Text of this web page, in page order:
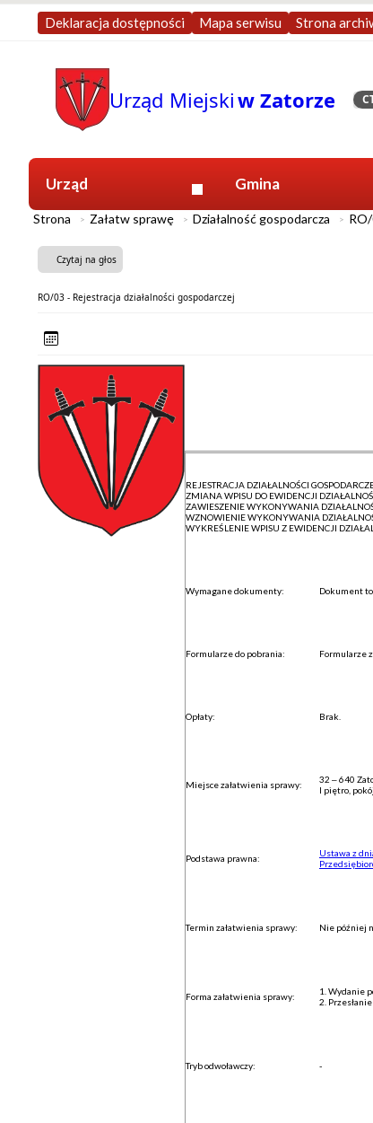
Deklaracja dostępności Mapa serwisu Strona
Urząd Miejskiw Zatorze
Urząd Gmina
Strona Załatw sprawę Działalność gospodarcza
Czytaj na głos
RO/03 - Rejestracja działalności gospodarczej
REJESTRACJA DZIAŁALNOŚCI
ZMIANA WPISU DO EWIDENCJI
ZAWIESZENIE WYKONYWANIA
WZNOWIENIE WYKONYWANIA
WYKREŚLENIE WPISU Z EWIDENCJI
Wymagane dokumenty: Dokument
Formularze do pobrania: Formularze
Opłaty: Brak.
Miejsce załatwienia sprawy:
32 – 640
I piętro,
Podstawa prawna:
Ustawa z
Termin załatwienia sprawy: Nie później
Forma załatwienia sprawy:
1. Wydanie
2.
Tryb odwoławczy: -